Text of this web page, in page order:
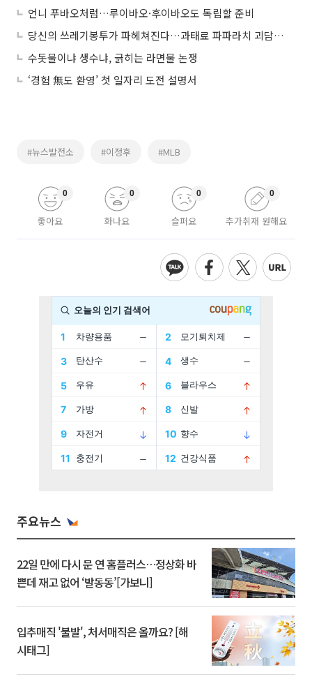
언니 푸바오처럼…루이바오·후이바오도 독립할 준비
당신의 쓰레기봉투가 파헤쳐진다…과태료 파파라치 괴담, 진짜일까?
수돗물이냐 생수냐, 긁히는 라면물 논쟁
‘경험 無도 환영’ 첫 일자리 도전 설명서
#뉴스발전소 #이정후 #MLB
좋아요
0
화나요
0
슬퍼요
0
추가취재 원해요
0
주요뉴스
22일 만에 다시 문 연 홈플러스…정상화 바
쁜데 재고 없어 ‘발동동’[가보니]
입추매직 '불발', 처서매직은 올까요? [해
시태그]